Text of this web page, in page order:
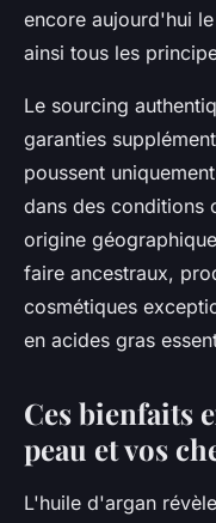
encore aujourd'hui le
ainsi tous les
Le sourcing
garanties
poussent
dans des conditions
origine
faire ancestraux,
cosmétiques
en acides gras
Ces bienfaits
peau et vos
L'huile d'argan